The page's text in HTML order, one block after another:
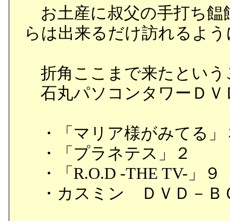
お土産に叔父の手打ち饂
らは出来るだけ訪れるよ
折角ここまで来たという
石丸パソコンタワーＤＶ
・「マリア様がみてる」
・「プラネテス」２
・「R.O.D -THE TV-」９
・カスミン ＤＶＤ－Ｂ